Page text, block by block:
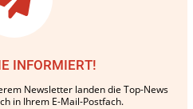
INFORMIERT!
Newsletter landen die Top-News
in Ihrem E-Mail-Postfach.